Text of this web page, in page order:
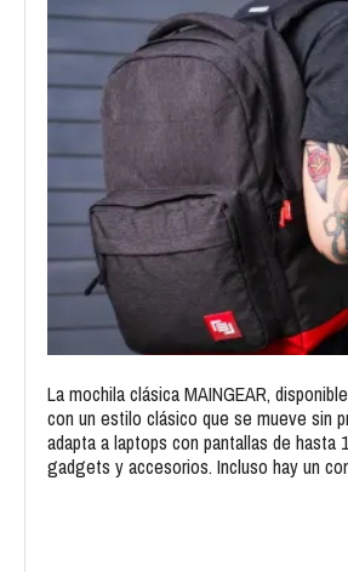
La mochila clásica MAINGEAR,
con un estilo clásico que se mueve sin
adapta a laptops con pantallas de hasta
gadgets y accesorios. Incluso hay un